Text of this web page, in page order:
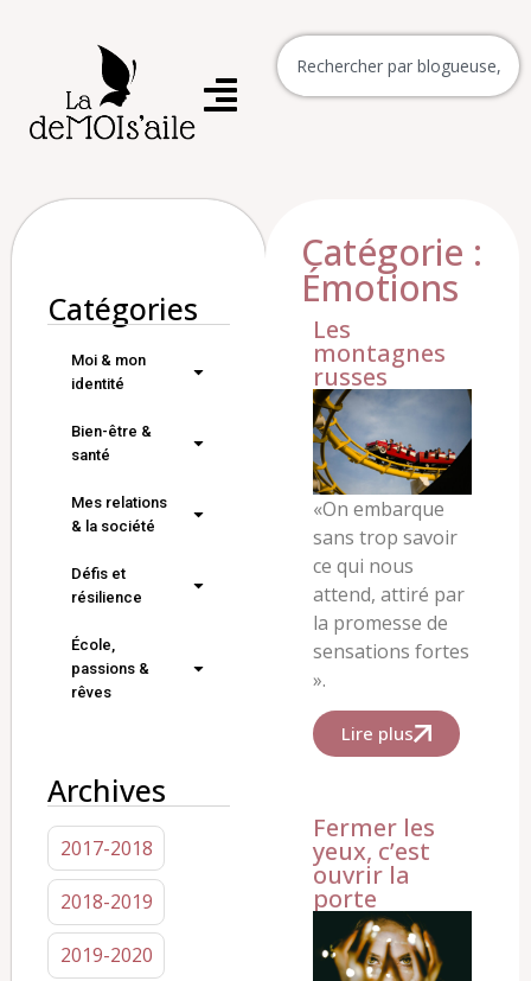
Catégories
Moi & mon
identité
Bien-être &
santé
Mes relations
& la société
Défis et
résilience
École,
passions &
rêves
Archives
2017-2018
2018-2019
2019-2020
Catégorie :
Émotions
Les
montagnes
russes
«On embarque
sans trop savoir
ce qui nous
attend, attiré par
la promesse de
sensations fortes
».
Lire plus
Fermer les
yeux, c’est
ouvrir la
porte